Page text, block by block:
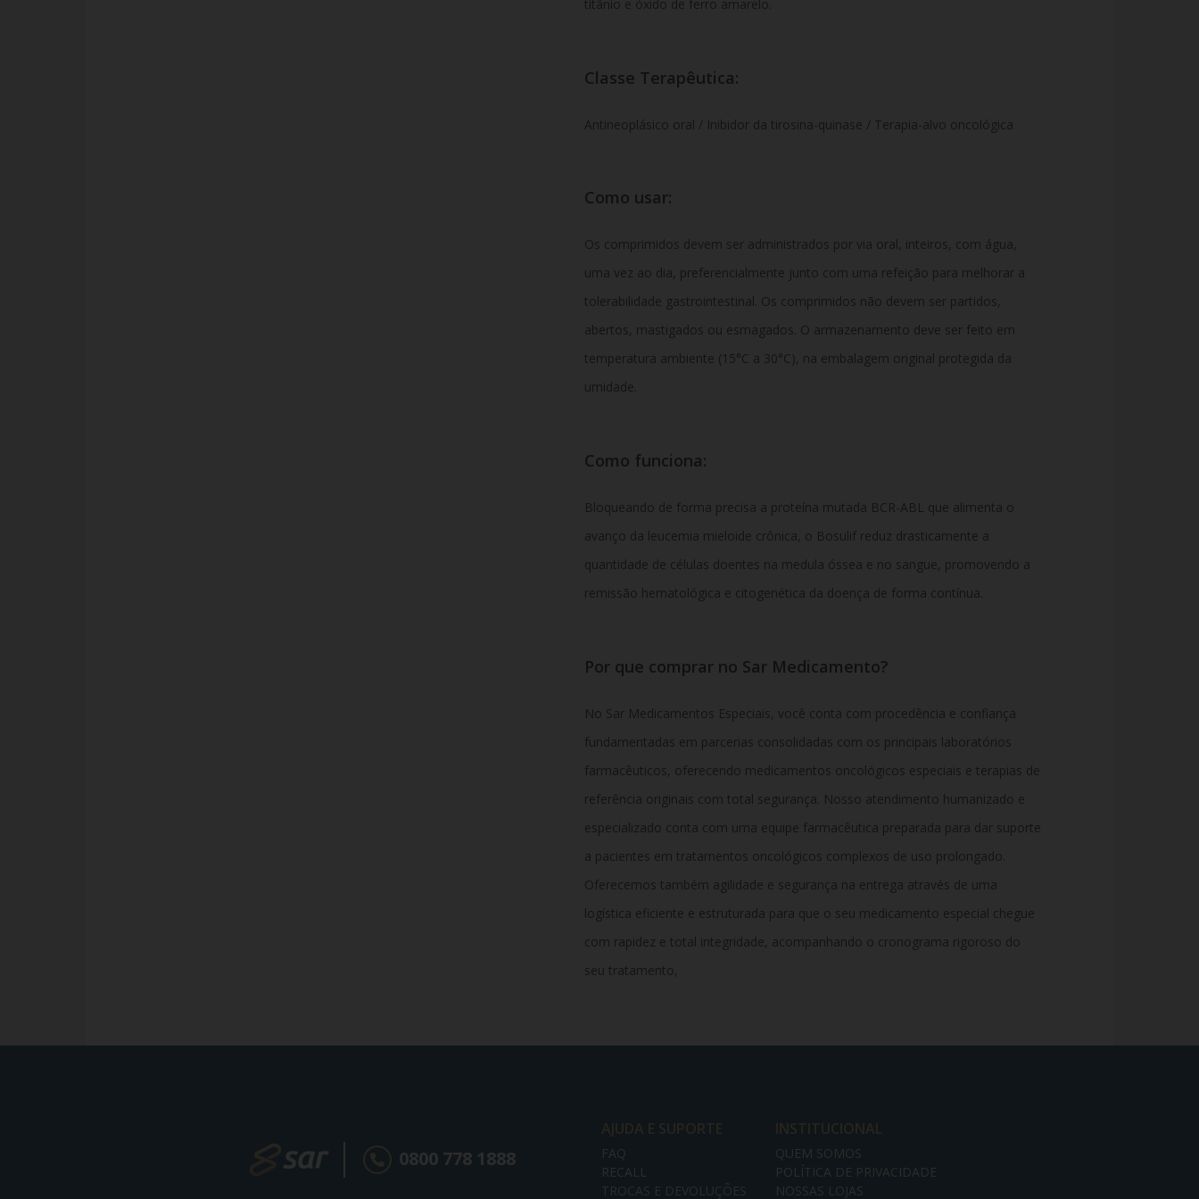
titânio e óxido de ferro amarelo.
Classe Terapêutica:
Antineoplásico oral / Inibidor da tirosina-quinase / Terapia-alvo oncológica
Como usar:
Os comprimidos devem ser administrados por via oral, inteiros, com água,
uma vez ao dia, preferencialmente junto com uma refeição para melhorar a
tolerabilidade gastrointestinal. Os comprimidos não devem ser partidos,
abertos, mastigados ou esmagados. O armazenamento deve ser feito em
temperatura ambiente (15°C a 30°C), na embalagem original protegida da
umidade.
Como funciona:
Bloqueando de forma precisa a proteína mutada BCR-ABL que alimenta o
avanço da leucemia mieloide crônica, o Bosulif reduz drasticamente a
quantidade de células doentes na medula óssea e no sangue, promovendo a
remissão hematológica e citogenética da doença de forma contínua.
Por que comprar no Sar Medicamento?
No Sar Medicamentos Especiais, você conta com procedência e confiança
fundamentadas em parcerias consolidadas com os principais laboratórios
farmacêuticos, oferecendo medicamentos oncológicos especiais e terapias de
referência originais com total segurança. Nosso atendimento humanizado e
especializado conta com uma equipe farmacêutica preparada para dar suporte
a pacientes em tratamentos oncológicos complexos de uso prolongado.
Oferecemos também agilidade e segurança na entrega através de uma
logística eficiente e estruturada para que o seu medicamento especial chegue
com rapidez e total integridade, acompanhando o cronograma rigoroso do
seu tratamento,
0800 778 1888
AJUDA E SUPORTE
FAQ
RECALL
TROCAS E DEVOLUÇÕES
INSTITUCIONAL
QUEM SOMOS
POLÍTICA DE PRIVACIDADE
NOSSAS LOJAS